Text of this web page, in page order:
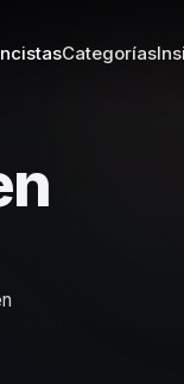
Categorías